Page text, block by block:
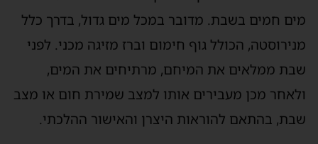
מים חמים בשבת. מדובר במכל מים גדול, בדרך כלל
מנירוסטה, הכולל גוף חימום וברז מזיגה מכני. לפני
שבת ממלאים את המיחם, מרתיחים את המים,
ולאחר מכן מעבירים אותו למצב שמירת חום או מצב
שבת, בהתאם להוראות היצרן והאישור ההלכתי.